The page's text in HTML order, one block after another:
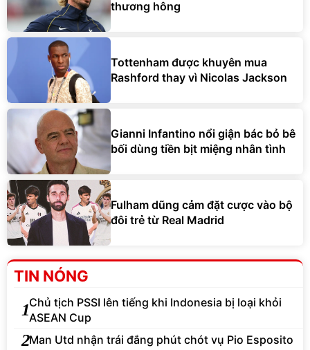
thương hông
Tottenham được khuyên mua
Rashford thay vì Nicolas Jackson
Gianni Infantino nổi giận bác bỏ bê
bối dùng tiền bịt miệng nhân tình
Fulham dũng cảm đặt cược vào bộ
đôi trẻ từ Real Madrid
TIN NÓNG
1Chủ tịch PSSI lên tiếng khi Indonesia bị loại khỏi
ASEAN Cup
2Man Utd nhận trái đắng phút chót vụ Pio Esposito